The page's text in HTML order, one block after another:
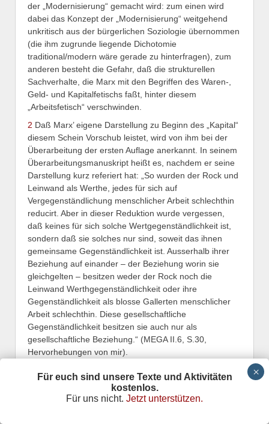
der „Modernisierung“ gemacht wird: zum einen wird
dabei das Konzept der „Modernisierung“ weitgehend
unkritisch aus der bürgerlichen Soziologie übernommen
(die ihm zugrunde liegende Dichotomie
traditional/modern wäre gerade zu hinterfragen), zum
anderen besteht die Gefahr, daß die strukturellen
Sachverhalte, die Marx mit den Begriffen des Waren-,
Geld- und Kapitalfetischs faßt, hinter diesem
„Arbeitsfetisch“ verschwinden.
2 Daß Marx’ eigene Darstellung zu Beginn des „Kapital“
diesem Schein Vorschub leistet, wird von ihm bei der
Überarbeitung der ersten Auflage anerkannt. In seinem
Überarbeitungsmanuskript heißt es, nachdem er seine
Darstellung kurz referiert hat: „So wurden der Rock und
Leinwand als Werthe, jedes für sich auf
Vergegenständlichung menschlicher Arbeit schlechthin
reducirt. Aber in dieser Reduktion wurde vergessen,
daß keines für sich solche Wertgegenständlichkeit ist,
sondern daß sie solches nur sind, soweit das ihnen
gemeinsame Gegenständlichkeit ist. Ausserhalb ihrer
Beziehung auf einander – der Beziehung worin sie
gleichgelten – besitzen weder der Rock noch die
Leinwand Werthgegenständlichkeit oder ihre
Gegenständlichkeit als blosse Gallerten menschlicher
Arbeit schlechthin. Diese gesellschaftliche
Gegenständlichkeit besitzen sie auch nur als
gesellschaftliche Beziehung.“ (MEGA II.6, S.30,
Hervorhebungen von mir).
Vor allem Hans-Georg Backhaus (dessen gesammelte
Aufsätze 1997 erschienen sind) kommt das Verdienst
zu, daß er immer wieder auf die zentrale Bedeutung
Für euch sind unsere Texte und Aktivitäten
kostenlos.
Für uns nicht. Jetzt unterstützen.